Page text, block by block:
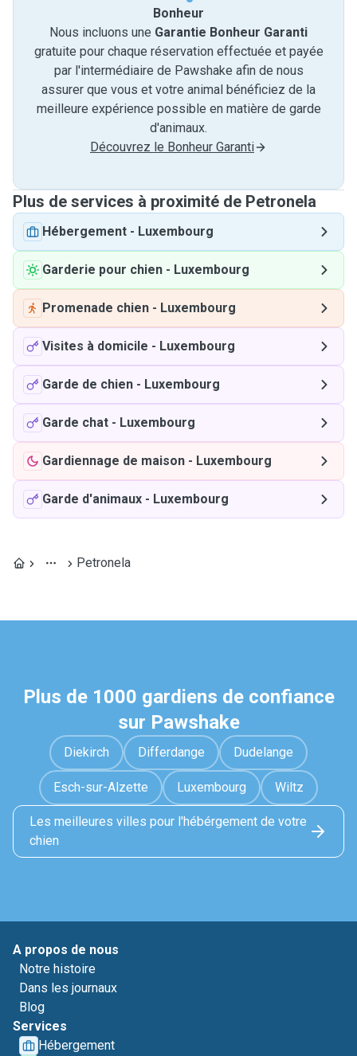
Bonheur
Nous incluons une Garantie Bonheur Garanti
gratuite pour chaque réservation effectuée et payée
par l'intermédiaire de Pawshake afin de nous
assurer que vous et votre animal bénéficiez de la
meilleure expérience possible en matière de garde
d'animaux.
Découvrez le Bonheur Garanti
Plus de services à proximité de Petronela
Hébergement - Luxembourg
Garderie pour chien - Luxembourg
Promenade chien - Luxembourg
Visites à domicile - Luxembourg
Garde de chien - Luxembourg
Garde chat - Luxembourg
Gardiennage de maison - Luxembourg
Garde d'animaux - Luxembourg
Petronela
Plus de 1000 gardiens de confiance
sur Pawshake
Diekirch Differdange Dudelange
Esch-sur-Alzette Luxembourg Wiltz
Les meilleures villes pour l'hébérgement de votre
chien
A propos de nous
Notre histoire
Dans les journaux
Blog
Services
Hébergement